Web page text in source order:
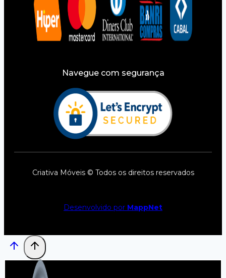
Navegue com segurança
Criativa Móveis © Todos os direitos reservados
Desenvolvido por MappNet